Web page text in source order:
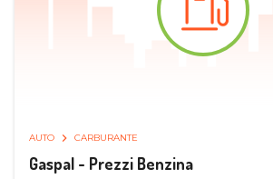
AUTO CARBURANTE
Gaspal - Prezzi Benzina